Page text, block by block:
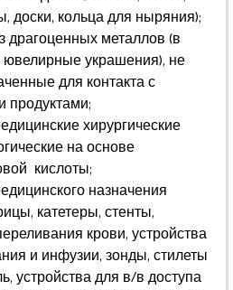
доски, кольца для ныряния);
драгоценных металлов (в
украшения), не
для контакта с
хирургические
на основе
кислоты;
назначения
катетеры, стенты,
крови, устройства
и инфузии, зонды, стилеты
устройства для в/в доступа